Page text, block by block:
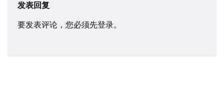
发表回复
要发表评论，您必须先登录。